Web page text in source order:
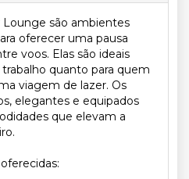
Lounge são ambientes
oferecer uma pausa
voos. Elas são ideais
quanto para quem
viagem de lazer. Os
elegantes e equipados
que elevam a